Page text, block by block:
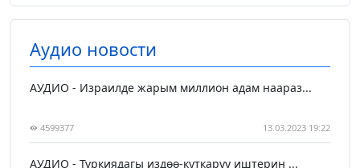
Аудио новости
АУДИО - Израилде жарым миллион адам наараз...
4599377 13.03.2023 19:22
АУДИО - Түркиядагы издөө-куткаруу иштерин ...